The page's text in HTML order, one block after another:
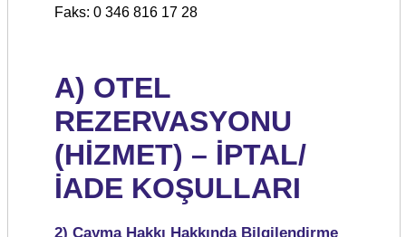
Faks: 0 346 816 17 28
A) OTEL
REZERVASYONU
(HİZMET) – İPTAL/
İADE KOŞULLARI
2) Cayma Hakkı Hakkında Bilgilendirme